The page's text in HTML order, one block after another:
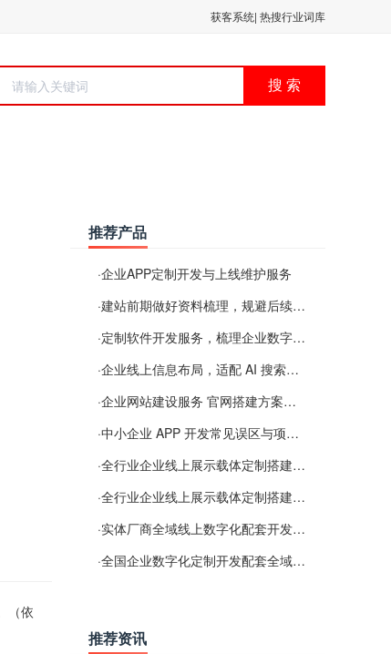
获客系统| 热搜行业词库
搜 索
（依
推荐产品
·企业APP定制开发与上线维护服务
·建站前期做好资料梳理，规避后续各类使用难题
·定制软件开发服务，梳理企业数字化落地常见难点
·企业线上信息布局，适配 AI 搜索需要留意这些要点
·企业网站建设服务 官网搭建方案经验分享
·中小企业 APP 开发常见误区与项目规划实用经验
·全行业企业线上展示载体定制搭建服务
·全行业企业线上展示载体定制搭建服务
·实体厂商全域线上数字化配套开发与地域检索优化服务
·全国企业数字化定制开发配套全域搜索优化服务
推荐资讯